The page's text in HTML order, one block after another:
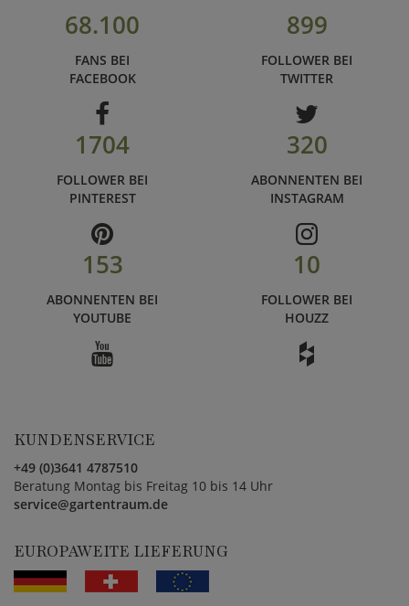
68.100
FANS BEI
FACEBOOK
899
FOLLOWER BEI
TWITTER
1704
FOLLOWER BEI
PINTEREST
320
ABONNENTEN BEI
INSTAGRAM
153
ABONNENTEN BEI
YOUTUBE
10
FOLLOWER BEI
HOUZZ
KUNDENSERVICE
+49 (0)3641 4787510
Beratung Montag bis Freitag 10 bis 14 Uhr
service@gartentraum.de
EUROPAWEITE LIEFERUNG